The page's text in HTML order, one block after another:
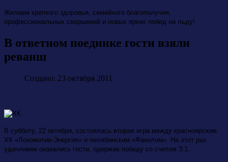
Желаем крепкого здоровья, семейного благополучия,
профессиональных свершений и новых ярких побед на льду!
В ответном поединке гости взяли
реванш
Создано: 23 октября 2011
В субботу, 22 октября, состоялась вторая игра между красноярским
ХК «Локомотив-Энергия» и челябинским «Факелом». На этот раз
удачливее оказались гости, одержав победу со счетом 3:1.